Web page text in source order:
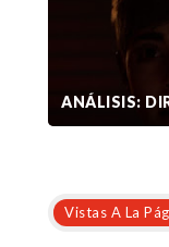
ANÁLISIS:
Vistas A La